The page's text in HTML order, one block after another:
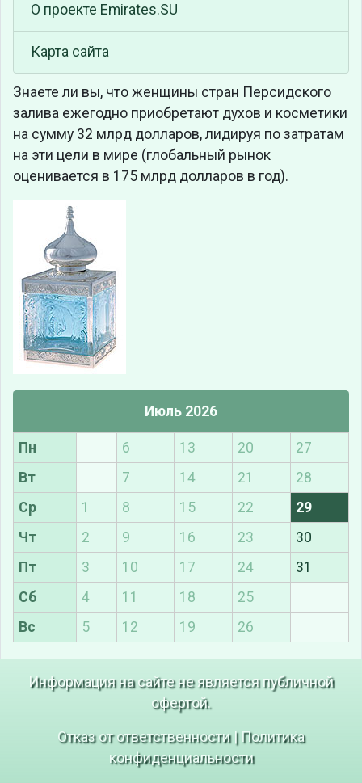
О проекте Emirates.SU
Карта сайта
Знаете ли вы, что женщины стран Персидского
залива ежегодно приобретают духов и косметики
на сумму 32 млрд долларов, лидируя по затратам
на эти цели в мире (глобальный рынок
оценивается в 175 млрд долларов в год).
Июль 2026
Пн 6 13 20
27
Вт
7 14 21
28
Ср
1 8 15 22
29
Чт
2 9 16 23
30
Пт
3 10 17 24
31
Сб
4 11 18
25
Вс
5 12 19 26
Информация на сайте не является публичной
офертой.
Отказ от ответственности| Политика
конфиденциальности